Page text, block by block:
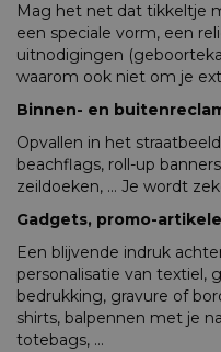
Mag het net dat tikkeltje
een speciale vorm, een
uitnodigingen
waarom ook niet om je
Binnen- en
Opvallen in het
beachflags, roll-up
zeildoeken, ... Je wordt
Gadgets, promo-
Een blijvende indruk
personalisatie van textiel,
bedrukking, gravure of
shirts, balpennen met je
totebags, ...